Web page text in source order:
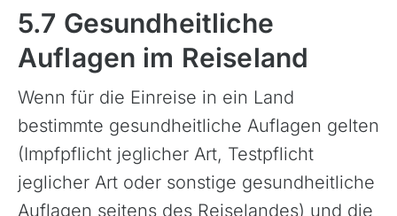
5.7 Gesundheitliche
Auflagen im Reiseland
Wenn für die Einreise in ein Land
bestimmte gesundheitliche Auflagen gelten
(Impfpflicht jeglicher Art, Testpflicht
jeglicher Art oder sonstige gesundheitliche
Auflagen seitens des Reiselandes) und die
Azoren, Portugal